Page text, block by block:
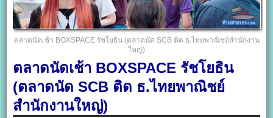
ตลาดนัดเช้า BOXSPACE รัชโยธิน (ตลาดนัด SCB ติด ธ.ไทยพาณิชย์สำนักงาน
ใหญ่)
ตลาดนัดเช้า BOXSPACE รัชโยธิน
(ตลาดนัด SCB ติด ธ.ไทยพาณิชย์
สำนักงานใหญ่)